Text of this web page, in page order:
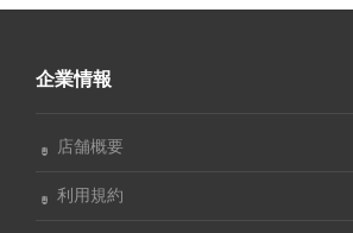
企業情報
店舗概要
利用規約